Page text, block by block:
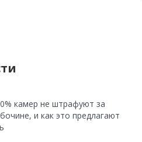
камер не штрафуют за
и как это предлагают